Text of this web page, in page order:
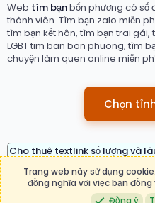
Web tìm bạnbốn phương có số
thành viên. Tìm bạn zalo miễn
tìm bạn kết hôn, tìm bạn trai
LGBT tim ban bon phuong, tìm
chuyện làm quen online miễn
Chọn
Cho thuê textlink số lượng và
- Zalo:
Trợ giúp
R
Trang web này sử dụng
đồng nghĩa với việc bạn
Đồng ý